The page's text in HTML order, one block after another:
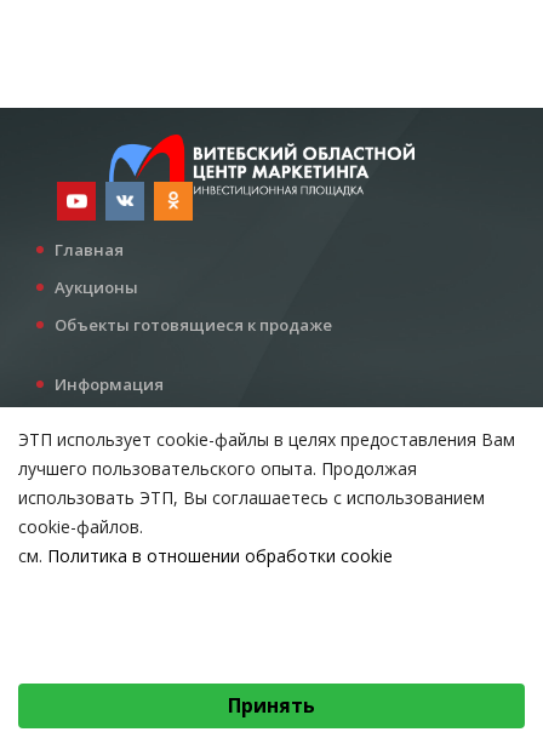
Главная
Аукционы
Объекты готовящиеся к продаже
Информация
Все для инвестора
Контакты
Возникли вопросы?
© 2026 Коммунальное консалтинговое унитарное предприятие
«Витебский областной центр маркетинга» - Все права защищены
ЭТП использует cookie-файлы в целях предоставления Вам
лучшего пользовательского опыта. Продолжая
использовать ЭТП, Вы соглашаетесь с использованием
cookie-файлов.
см. Политика в отношении обработки cookie
Принять